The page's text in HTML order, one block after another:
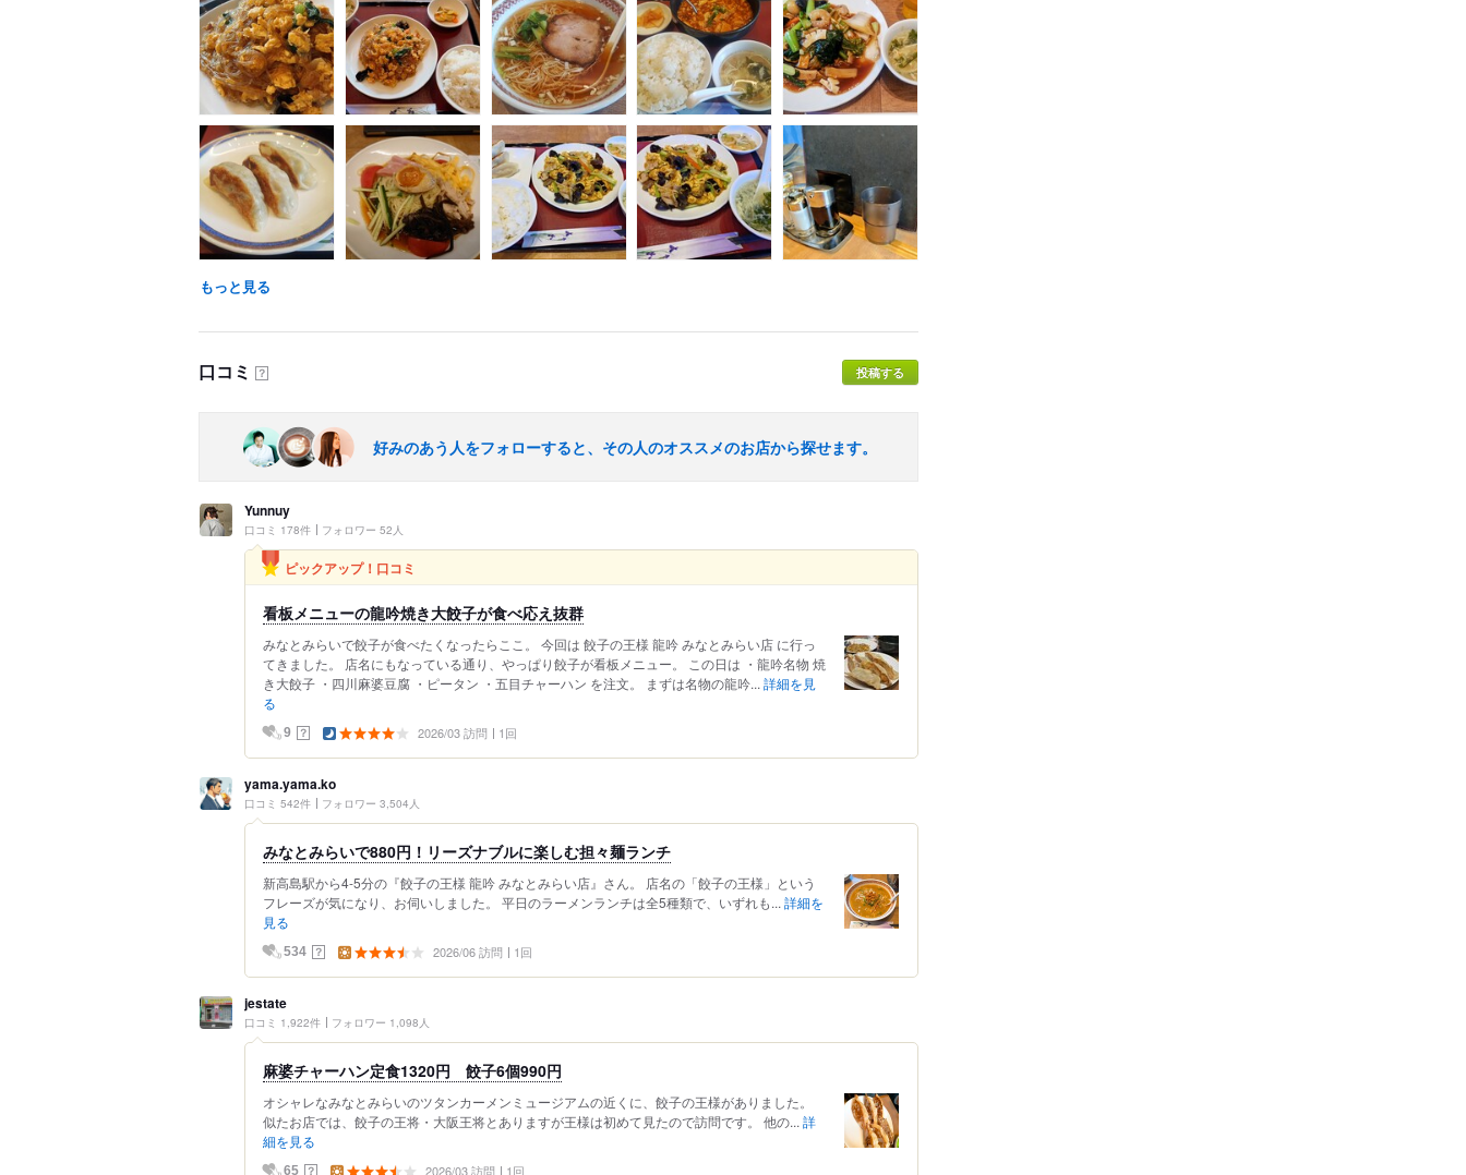
もっと見る
口コミ ？ 投稿する
好みのあう人をフォローすると、その人のオススメのお店から探せます。
Yunnuy
口コミ 178件 フォロワー 52人
ピックアップ！口コミ
看板メニューの龍吟焼き大餃子が食べ応え抜群
みなとみらいで餃子が食べたくなったらここ。 今回は 餃子の王様 龍吟 みなとみらい店 に行っ
てきました。 店名にもなっている通り、やっぱり餃子が看板メニュー。 この日は ・龍吟名物 焼
き大餃子 ・四川麻婆豆腐 ・ピータン ・五目チャーハン を注文。 まずは名物の龍吟... 詳細を見
る
9 ？ 2026/03 訪問 1回
yama.yama.ko
口コミ 542件 フォロワー 3,504人
みなとみらいで880円！リーズナブルに楽しむ担々麺ランチ
新高島駅から4-5分の『餃子の王様 龍吟 みなとみらい店』さん。 店名の「餃子の王様」という
フレーズが気になり、お伺いしました。 平日のラーメンランチは全5種類で、いずれも... 詳細を
見る
534 ？ 2026/06 訪問 1回
jestate
口コミ 1,922件 フォロワー 1,098人
麻婆チャーハン定食1320円 餃子6個990円
オシャレなみなとみらいのツタンカーメンミュージアムの近くに、餃子の王様がありました。
似たお店では、餃子の王将・大阪王将とありますが王様は初めて見たので訪問です。 他の... 詳
細を見る
65 ？ 2026/03 訪問 1回